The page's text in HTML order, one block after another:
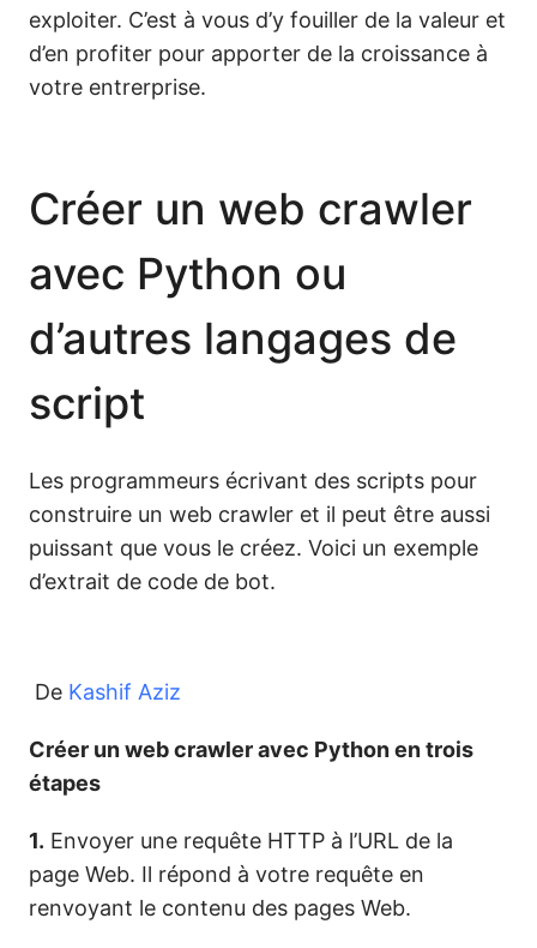
exploiter. C’est à vous d’y fouiller de la valeur et
d’en profiter pour apporter de la croissance à
votre entrerprise.
Créer un web crawler
avec Python ou
d’autres langages de
script
Les programmeurs écrivant des scripts pour
construire un web crawler et il peut être aussi
puissant que vous le créez. Voici un exemple
d’extrait de code de bot.
De Kashif Aziz
Créer un web crawler avec Python en trois
étapes
1. Envoyer une requête HTTP à l’URL de la
page Web. Il répond à votre requête en
renvoyant le contenu des pages Web.